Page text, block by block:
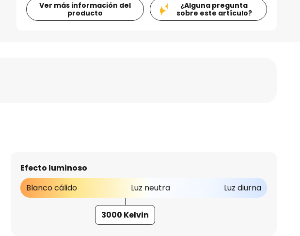
Ver más información del
producto
¿Alguna pregunta
sobre este artículo?
Efecto luminoso
Blanco cálido
Luz neutra Luz diurna
3000 Kelvin